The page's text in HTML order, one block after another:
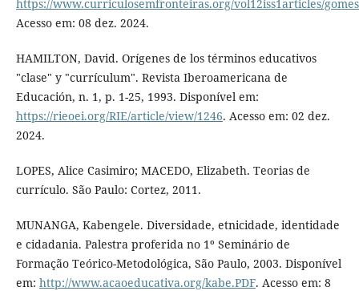
https://www.curriculosemfronteiras.org/vol12iss1articles/
Acesso em: 08 dez. 2024.
HAMILTON, David. Orígenes de los términos educativos
"clase" y "currículum". Revista Iberoamericana de
Educación, n. 1, p. 1-25, 1993. Disponível em:
https://rieoei.org/RIE/article/view/1246. Acesso em: 02 dez.
2024.
LOPES, Alice Casimiro; MACEDO, Elizabeth. Teorias de
currículo. São Paulo: Cortez, 2011.
MUNANGA, Kabengele. Diversidade, etnicidade, identidade
e cidadania. Palestra proferida no 1º Seminário de
Formação Teórico-Metodológica, São Paulo, 2003. Disponível
em: http://www.acaoeducativa.org/kabe.PDF. Acesso em: 8